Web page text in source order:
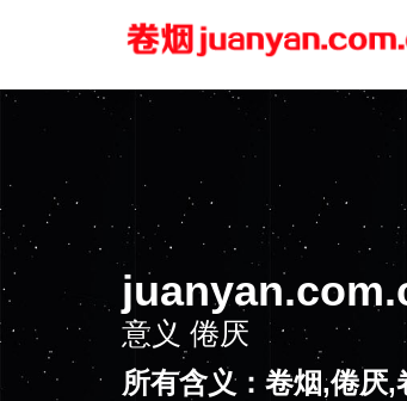
意义 倦厌
所有含义：卷烟,倦厌,